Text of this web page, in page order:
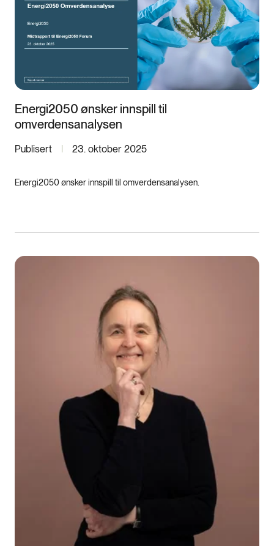
Energi2050 ønsker innspill til
omverdensanalysen
Energi2050 ønsker innspill til omverdensanalysen.
Publisert 23. oktober 2025